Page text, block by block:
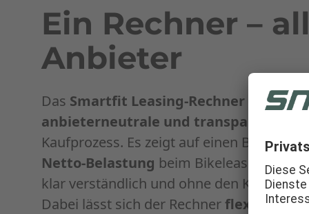
Ein Rechner –
Anbieter
Das Smartfit Leasing-Rechner
bietet
anbieterneutrale und transparente
Kaufprozess. Es zeigt auf einen Blick,
Netto-Belastung beim Bikeleasing
klar verständlich und ohne den
Dabei lässt sich der Rechnerflexibel an